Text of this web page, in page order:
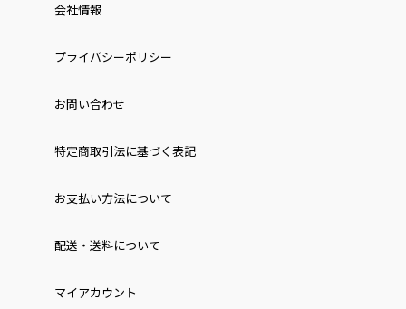
会社情報
プライバシーポリシー
お問い合わせ
特定商取引法に基づく表記
お⽀払い⽅法について
配送・送料について
マイアカウント